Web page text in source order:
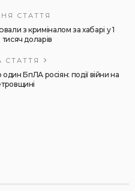
СТАТТЯ
з криміналом за хабарі у 1
доларів
СТАТТЯ
БпЛА росіян: події війни на